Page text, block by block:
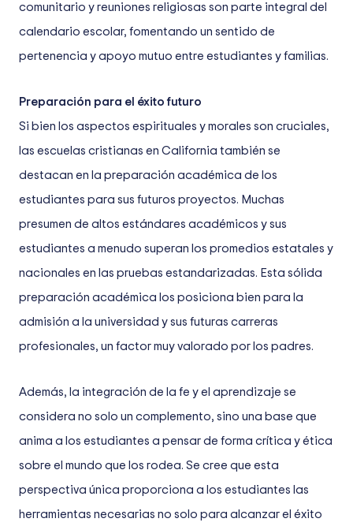
comunitario y reuniones religiosas son parte integral del
calendario escolar, fomentando un sentido de
pertenencia y apoyo mutuo entre estudiantes y familias.
Preparación para el éxito futuro
Si bien los aspectos espirituales y morales son cruciales,
las escuelas cristianas en California también se
destacan en la preparación académica de los
estudiantes para sus futuros proyectos. Muchas
presumen de altos estándares académicos y sus
estudiantes a menudo superan los promedios estatales y
nacionales en las pruebas estandarizadas. Esta sólida
preparación académica los posiciona bien para la
admisión a la universidad y sus futuras carreras
profesionales, un factor muy valorado por los padres.
Además, la integración de la fe y el aprendizaje se
considera no solo un complemento, sino una base que
anima a los estudiantes a pensar de forma crítica y ética
sobre el mundo que los rodea. Se cree que esta
perspectiva única proporciona a los estudiantes las
herramientas necesarias no solo para alcanzar el éxito